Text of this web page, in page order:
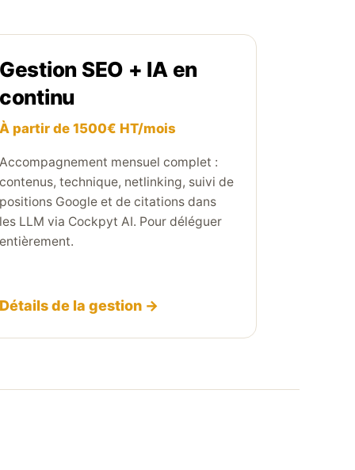
Gestion SEO + IA en
continu
À partir de 1500€ HT/mois
Accompagnement mensuel complet :
contenus, technique, netlinking, suivi de
positions Google et de citations dans
les LLM via Cockpyt AI. Pour déléguer
entièrement.
Détails de la gestion →